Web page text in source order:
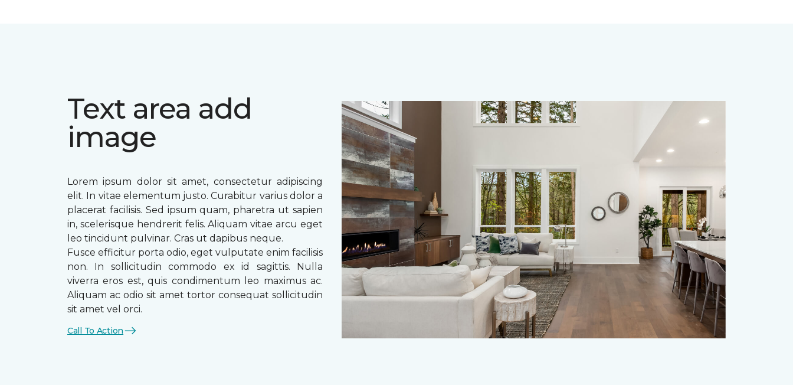
Text area add
image
Lorem ipsum dolor sit amet, consectetur adipiscing
elit. In vitae elementum justo. Curabitur varius dolor a
placerat facilisis. Sed ipsum quam, pharetra ut sapien
in, scelerisque hendrerit felis. Aliquam vitae arcu eget
leo tincidunt pulvinar. Cras ut dapibus neque.
Fusce efficitur porta odio, eget vulputate enim facilisis
non. In sollicitudin commodo ex id sagittis. Nulla
viverra eros est, quis condimentum leo maximus ac.
Aliquam ac odio sit amet tortor consequat sollicitudin
sit amet vel orci.
Call To Action